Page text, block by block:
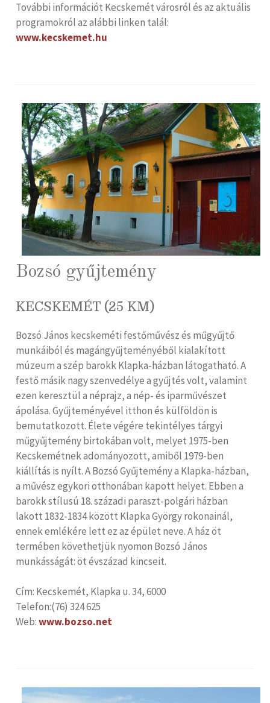
További információt Kecskemét városról és az aktuális
programokról az alábbi linken talál:
www.kecskemet.hu
Bozsó gyűjtemény
KECSKEMÉT (25 KM)
Bozsó János kecskeméti festőművész és műgyűjtő
munkáiból és magángyűjteményéből kialakított
múzeum a szép barokk Klapka-házban látogatható. A
festő másik nagy szenvedélye a gyűjtés volt, valamint
ezen keresztül a néprajz, a nép- és iparművészet
ápolása. Gyűjteményével itthon és külföldön is
bemutatkozott. Élete végére tekintélyes tárgyi
műgyűjtemény birtokában volt, melyet 1975-ben
Kecskemétnek adományozott, amiből 1979-ben
kiállítás is nyílt. A Bozsó Gyűjtemény a Klapka-házban,
a művész egykori otthonában kapott helyet. Ebben a
barokk stílusú 18. századi paraszt-polgári házban
lakott 1832-1834 között Klapka György rokonainál,
ennek emlékére lett ez az épület neve. A ház öt
termében követhetjük nyomon Bozsó János
munkásságát: öt évszázad kincseit.
Cím: Kecskemét, Klapka u. 34, 6000
Telefon:(76) 324 625
Web:www.bozso.net